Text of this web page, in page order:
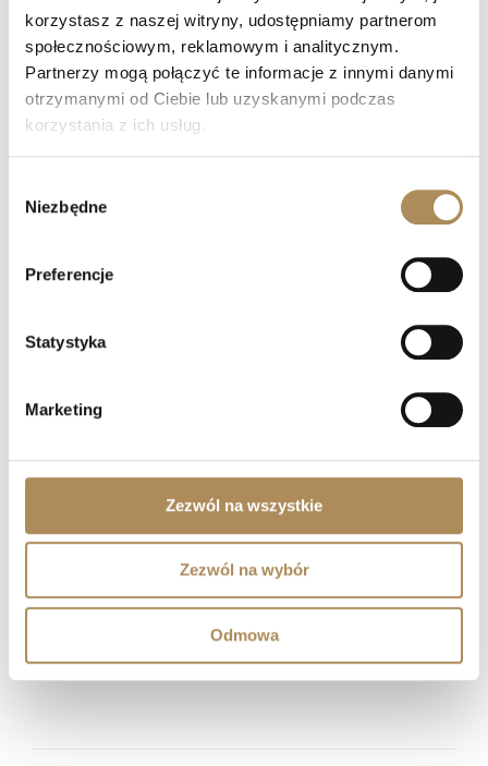
korzystasz z naszej witryny, udostępniamy partnerom
społecznościowym, reklamowym i analitycznym.
Partnerzy mogą połączyć te informacje z innymi danymi
otrzymanymi od Ciebie lub uzyskanymi podczas
korzystania z ich usług.
zgody
Niezbędne
Preferencje
Statystyka
Marketing
Zezwól na wszystkie
Zezwól na wybór
Odmowa
Co oznacza „LUXOS Arts Certified Selection”?
Jakie certyfikaty posiada zespół LUXOS Arts?
Czy LUXOS Arts oferuje doradztwo
Czy współpracujecie z klientami z zagranicy?
Gdzie mogę śledzić nowości i wydarzenia LUXOS
materiał złoto